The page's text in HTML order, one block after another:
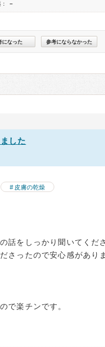
－
になった 参考にならなかった
した
皮膚の乾燥
話をしっかり聞いてくだ
さったので安心感があり
で楽チンです。